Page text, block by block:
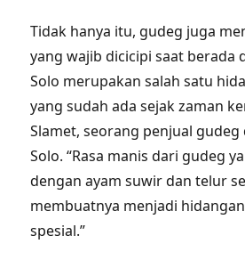
Tidak hanya itu, gudeg juga
yang wajib dicicipi saat berada
Solo merupakan salah satu
yang sudah ada sejak zaman
Slamet, seorang penjual gudeg
Solo. “Rasa manis dari gudeg
dengan ayam suwir dan telur
membuatnya menjadi
spesial.”